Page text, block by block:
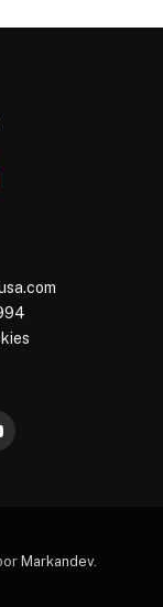
Markandev.